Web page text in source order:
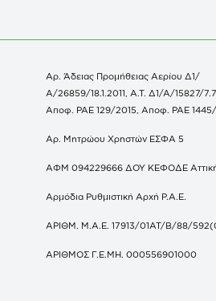
Αρ. Άδειας Προμήθειας Αερίου Δ1/
Α/26859/18.1.2011, Α.Τ. Δ1/Α/15827/
Αποφ. ΡΑΕ 129/2015, Αποφ. ΡΑΕ
Αρ. Μητρώου Χρηστών ΕΣΦΑ 5
ΑΦΜ 094229666 ΔΟΥ ΚΕΦΟΔΕ
Αρμόδια Ρυθμιστική Αρχή Ρ.Α.Ε.
ΑΡΙΘΜ. Μ.Α.Ε. 17913/01ΑΤ/Β/88/
ΑΡΙΘΜΟΣ Γ.Ε.ΜΗ. 000556901000